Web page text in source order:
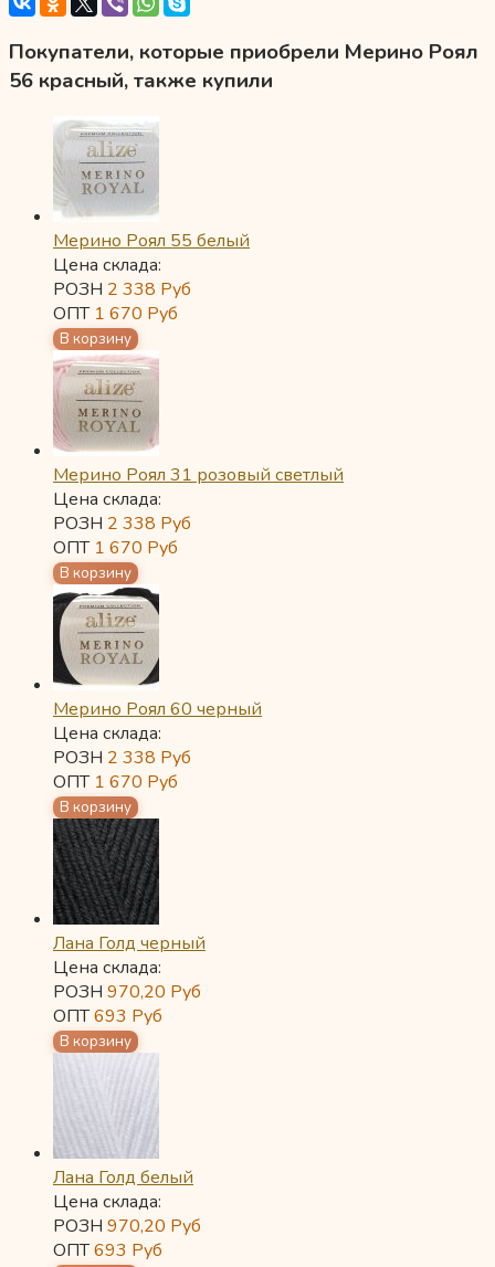
Покупатели, которые приобрели Мерино Роял
56 красный, также купили
Мерино Роял 55 белый
Цена склада:
РОЗН 2 338 Руб
ОПТ 1 670 Руб
Мерино Роял 31 розовый светлый
Цена склада:
РОЗН 2 338 Руб
ОПТ 1 670 Руб
Мерино Роял 60 черный
Цена склада:
РОЗН 2 338 Руб
ОПТ 1 670 Руб
Лана Голд черный
Цена склада:
РОЗН 970,20 Руб
ОПТ693 Руб
Лана Голд белый
Цена склада:
РОЗН 970,20 Руб
ОПТ693 Руб